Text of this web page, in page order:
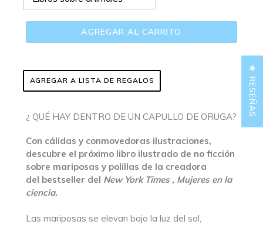
AGREGAR AL CARRITO
AGREGAR A LISTA DE REGALOS
¿ QUÉ HAY DENTRO DE UN CAPULLO DE ORUGA?
Con cálidas y conmovedoras ilustraciones,
descubre el próximo libro ilustrado de no ficción
sobre mariposas y polillas de la creadora
del bestseller del New York Times , Mujeres en la
ciencia.
Las mariposas se elevan bajo la luz del sol,
★ RESEÑAS